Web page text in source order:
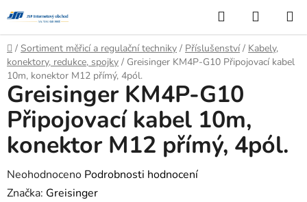
na
obsah
Hledat
KOŠÍK
Domů
/ Sortiment měřicí a regulační techniky / Příslušenství / Kabely,
konektory, redukce, spojky / Greisinger KM4P-G10 Připojovací kabel
10m, konektor M12 přímý, 4pól.
Greisinger KM4P-G10
Připojovací kabel 10m,
konektor M12 přímý, 4pól.
Průměrné
hodnocení
Neohodnoceno Podrobnosti hodnocení
Značka: Greisinger